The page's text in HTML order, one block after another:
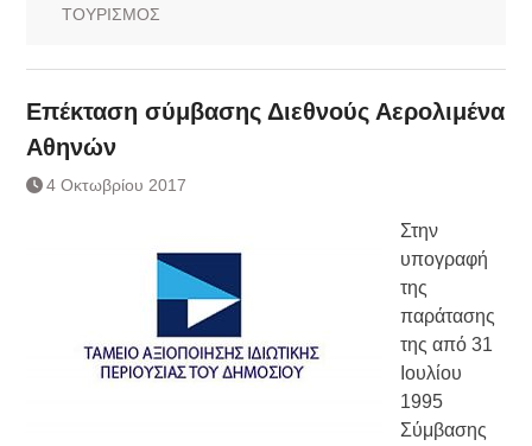
ΤΟΥΡΙΣΜΟΣ
Επέκταση σύμβασης Διεθνούς Αερολιμένα
Αθηνών
4 Οκτωβρίου 2017
Στην
υπογραφή
της
παράτασης
της από 31
Ιουλίου
1995
Σύμβασης